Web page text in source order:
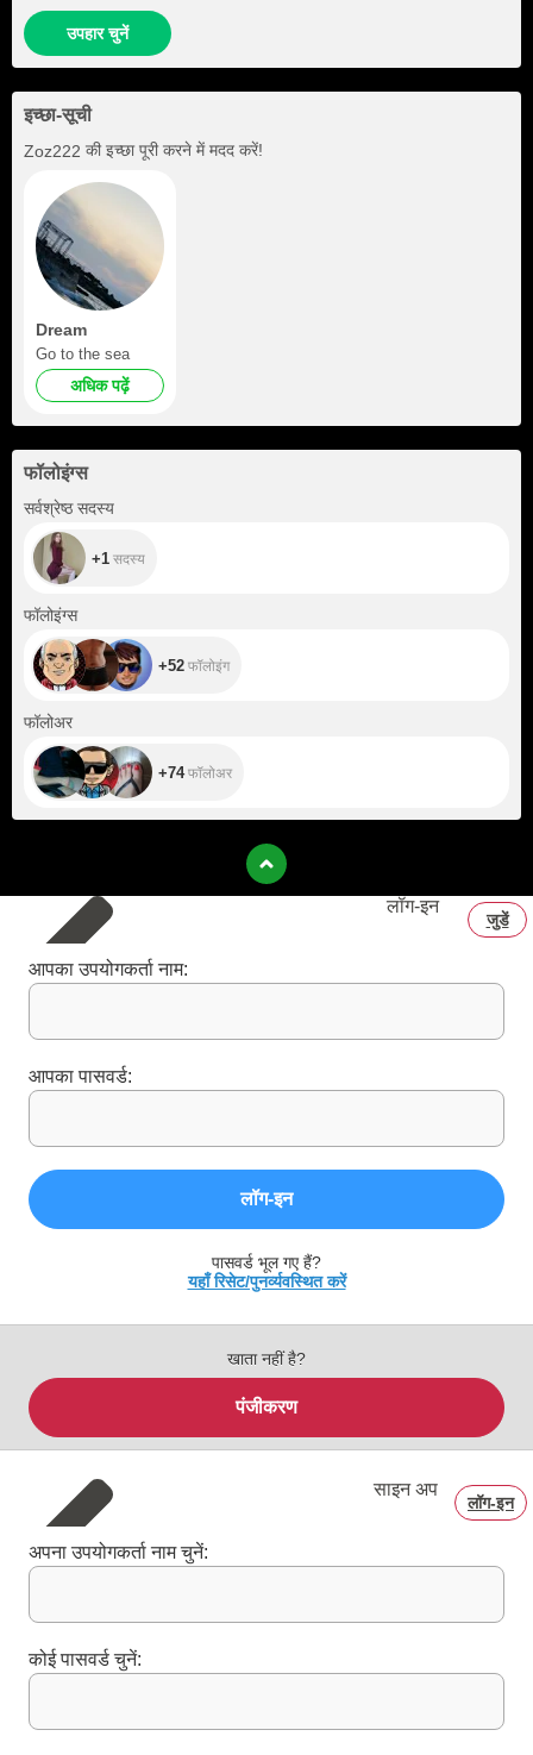
उपहार चुनें
इच्छा-सूची
Zoz222 की इच्छा पूरी करने में मदद करें!
Dream
Go to the sea
अधिक पढ़ें
फॉलोइंग्स
सर्वश्रेष्ठ सदस्य
+1
+1 सदस्य
फॉलोइंग्स
+52 फॉलोइंग
फॉलोअर
+74फॉलोअर
लॉग‑इन
जुडें
आपका उपयोगकर्ता नाम:
आपका पासवर्ड:
लॉग‑इन
पासवर्ड भूल गए हैं?
यहाँ रिसेट/पुनर्व्यवस्थित करें
खाता नहीं है?
पंजीकरण
साइन अप
लॉग‑इन
अपना उपयोगकर्ता नाम चुनें:
कोई पासवर्ड चुनें: